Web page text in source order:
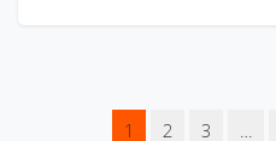
1 2 3 …